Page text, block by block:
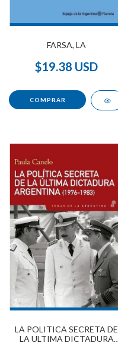
FARSA, LA
$19.38 USD
LA POLITICA SECRETA DE
LA ULTIMA DICTADURA